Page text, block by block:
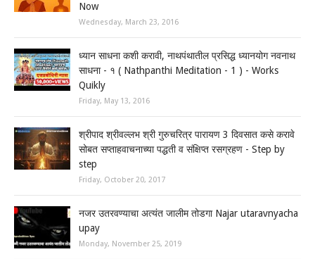
Now
Wednesday, March 23, 2016
ध्यान साधना कशी करावी, नाथपंथातील प्रसिद्ध ध्यानयोग नवनाथ
साधना - १ ( Nathpanthi Meditation - 1 ) - Works
Quikly
Friday, May 13, 2016
श्रीपाद श्रीवल्लभ श्री गुरुचरित्र पारायण 3 दिवसात कसे करावे
सोबत सप्ताहवाचनाच्या पद्धती व संक्षिप्त रसग्रहण - Step by
step
Friday, October 20, 2017
नजर उतरवण्याचा अत्यंत जालीम तोडगा Najar utaravnyacha
upay
Monday, November 25, 2019